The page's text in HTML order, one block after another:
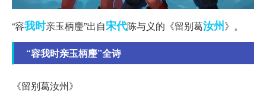
“容我时亲玉柄麈”出自宋代陈与义的《留别葛汝州》。
“容我时亲玉柄麈”全诗
《留别葛汝州》